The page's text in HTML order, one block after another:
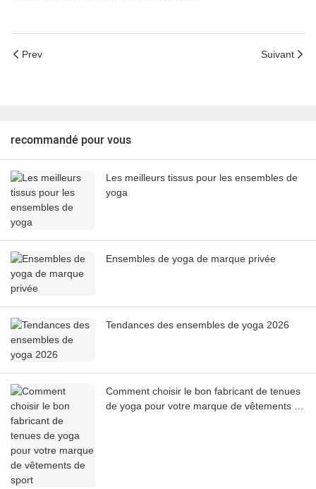
Prev Suivant
recommandé pour vous
Les meilleurs tissus pour les ensembles de
yoga
Ensembles de yoga de marque privée
Tendances des ensembles de yoga 2026
Comment choisir le bon fabricant de tenues
de yoga pour votre marque de vêtements de